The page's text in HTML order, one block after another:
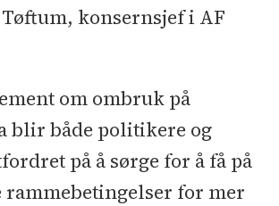
konsernsjef i AF
om ombruk på
blir både politikere og
på å sørge for å få på
for mer